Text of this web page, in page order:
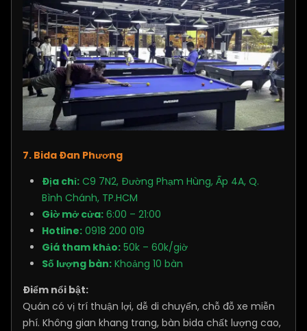
7. Bida Đan Phương
Địa chỉ: C9 7N2, Đường Phạm Hùng, Ấp 4A, Q.
Bình Chánh, TP.HCM
Giờ mở cửa: 6:00 – 21:00
Hotline: 0918 200 019
Giá tham khảo: 50k – 60k/giờ
Số lượng bàn: Khoảng 10 bàn
Điểm nổi bật:
Quán có vị trí thuận lợi, dễ di chuyển, chỗ đỗ xe miễn
phí. Không gian khang trang, bàn bida chất lượng cao,